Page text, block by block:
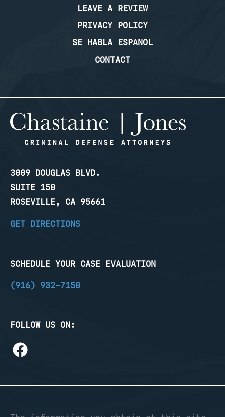
LEAVE A REVIEW
PRIVACY POLICY
SE HABLA ESPANOL
CONTACT
3009 DOUGLAS BLVD.
SUITE 150
ROSEVILLE, CA 95661
GET DIRECTIONS
SCHEDULE YOUR CASE EVALUATION
(916) 932-7150
FOLLOW US ON: